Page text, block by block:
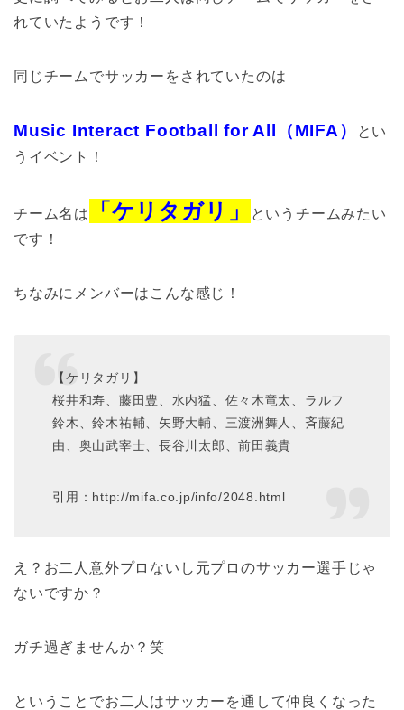
れていたようです！
同じチームでサッカーをされていたのは
Music Interact Football for All （MIFA ）
とい
うイベント！
チーム名は 「ケリタガリ」
というチームみたい
です！
ちなみにメンバーはこんな感じ！
【ケリタガリ】
桜井和寿、藤田豊、水内猛、佐々木竜太、ラルフ
鈴木、鈴木祐輔、矢野大輔、三渡洲舞人、斉藤紀
由、奥山武宰士、長谷川太郎、前田義貴
引用：http://mifa.co.jp/info/2048.html
え？お二人意外プロないし元プロのサッカー選手じゃ
ないですか？
ガチ過ぎませんか？笑
ということでお二人はサッカーを通して仲良くなった